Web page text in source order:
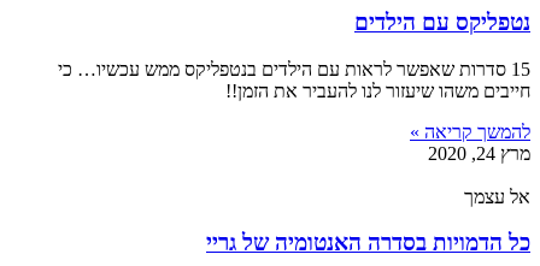
נטפליקס עם הילדים
15 סדרות שאפשר לראות עם הילדים בנטפליקס ממש עכשיו… כי
חייבים משהו שיעזור לנו להעביר את הזמן!!
להמשך קריאה »
מרץ 24, 2020
אל עצמך
כל הדמויות בסדרה האנטומיה של גריי